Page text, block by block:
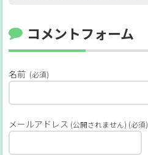
コメントフォーム
名前 (必須)
メールアドレス (公開されません) (必須)